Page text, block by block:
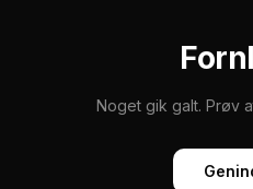
Noget gik galt. Prøv